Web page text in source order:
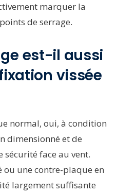
marquer la
de serrage.
est-il aussi
vissée
normal, oui, à condition
dimensionné et de
sécurité face au vent.
ou une contre-plaque en
largement suffisante